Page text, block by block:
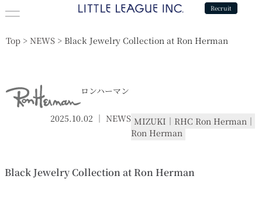
Recruit
Top > NEWS > Black Jewelry Collection at Ron Herman
ロンハーマン
2025.10.02 ｜ NEWS MIZUKI ｜ RHC Ron Herman ｜
Ron Herman
Black Jewelry Collection at Ron Herman